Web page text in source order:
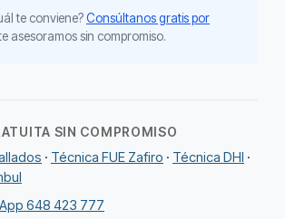
te conviene?Consúltanos gratis por
asesoramos sin compromiso.
SIN COMPROMISO
· Técnica FUE Zafiro · Técnica DHI ·
648 423 777